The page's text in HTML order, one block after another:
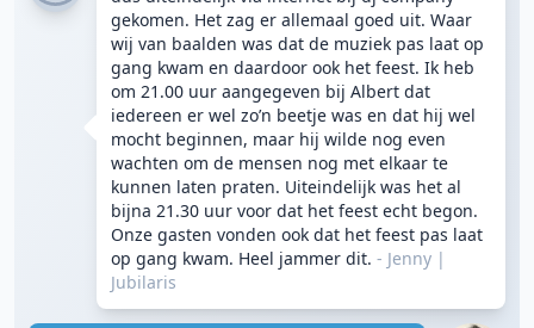
gekomen. Het zag er allemaal goed uit. Waar
wij van baalden was dat de muziek pas laat op
gang kwam en daardoor ook het feest. Ik heb
om 21.00 uur aangegeven bij Albert dat
iedereen er wel zo’n beetje was en dat hij wel
mocht beginnen, maar hij wilde nog even
wachten om de mensen nog met elkaar te
kunnen laten praten. Uiteindelijk was het al
bijna 21.30 uur voor dat het feest echt begon.
Onze gasten vonden ook dat het feest pas laat
op gang kwam. Heel jammer dit. - Jenny |
Jubilaris